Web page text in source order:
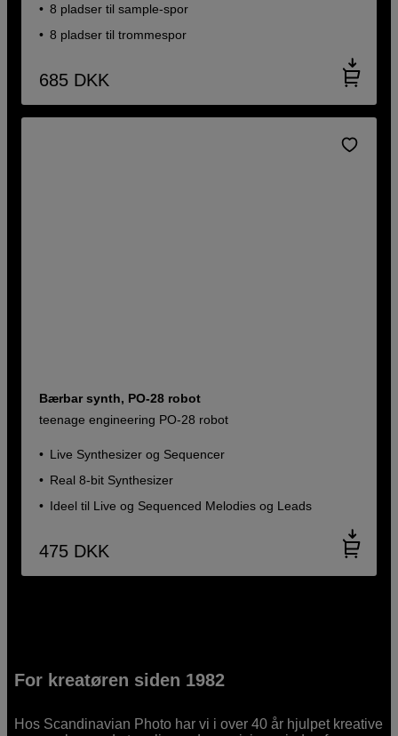
8 pladser til sample-spor
8 pladser til trommespor
685 DKK
Bærbar synth, PO-28 robot
teenage engineering PO-28 robot
Live Synthesizer og Sequencer
Real 8-bit Synthesizer
Ideel til Live og Sequenced Melodies og Leads
475 DKK
For kreatøren siden 1982
Hos Scandinavian Photo har vi i over 40 år hjulpet kreative